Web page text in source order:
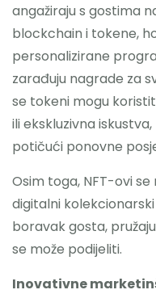
angažiraju s gostima
blockchain i tokene,
personalizirane
zarađuju nagrade za
se tokeni mogu
ili ekskluzivna
potičući ponovne
Osim toga, NFT-ovi
digitalni
boravak gosta,
se može podijeliti.
Inovativne